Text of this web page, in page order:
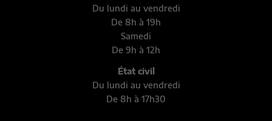
Du lundi au vendredi
De 8h à 19h
Samedi
De 9h à 12h
État civil
Du lundi au vendredi
De 8h à 17h30